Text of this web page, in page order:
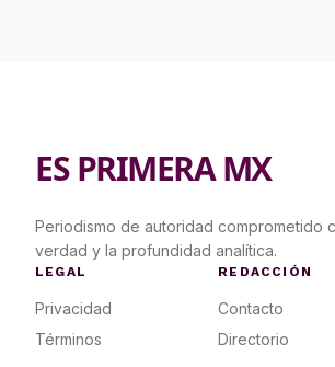
ES PRIMERA MX
Periodismo de autoridad comprometido
verdad y la profundidad analítica.
LEGAL
Privacidad
Términos
REDACCIÓN
Contacto
Directorio